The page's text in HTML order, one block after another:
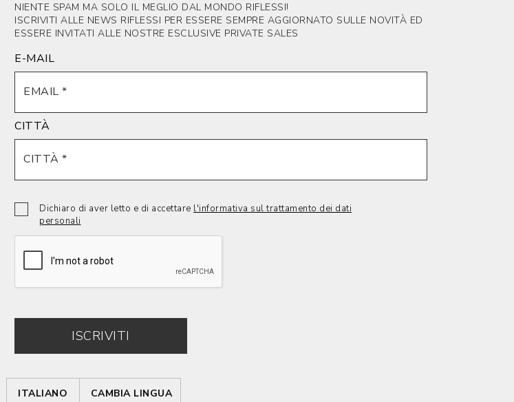
NIENTE SPAM MA SOLO IL MEGLIO DAL MONDO RIFLESSI!
ISCRIVITI ALLE NEWS RIFLESSI PER ESSERE SEMPRE AGGIORNATO SULLE NOVITÀ ED
ESSERE INVITATI ALLE NOSTRE ESCLUSIVE PRIVATE SALES
E-MAIL
CITTÀ
Dichiaro di aver letto e di accettare l'informativa sul trattamento dei dati
personali
ISCRIVITI
ITALIANO CAMBIA LINGUA